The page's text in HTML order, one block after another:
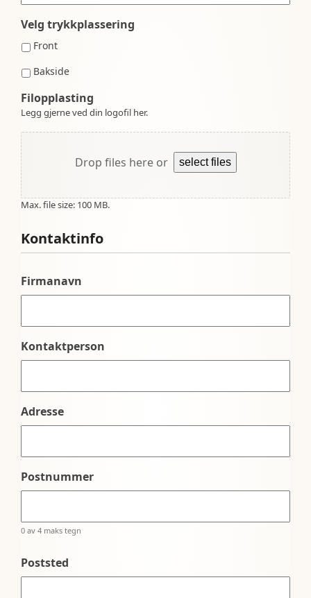
Velg trykkplassering
Front
Bakside
Filopplasting
Legg gjerne ved din logofil her.
Drop files here or select files
Max. file size: 100 MB.
Kontaktinfo
Firmanavn
Kontaktperson
Adresse
Postnummer
0 av 4 maks tegn
Poststed